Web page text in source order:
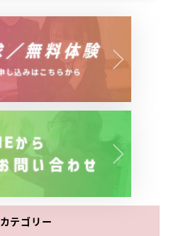
カテゴリー